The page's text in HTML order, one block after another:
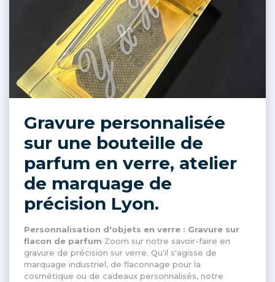
Gravure personnalisée
sur une bouteille de
parfum en verre, atelier
de marquage de
précision Lyon.
Personnalisation d'objets en verre : Gravure sur
flacon de parfum Zoom sur notre savoir-faire en
gravure de précision sur verre. Qu'il s'agisse de
marquage industriel, de flaconnage pour la
cosmétique ou de cadeaux personnalisés, notre